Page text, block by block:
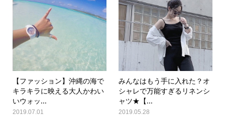
【ファッション】沖縄の海で
キラキラに映える大人かわい
いウォッ...
2019.07.01
みんなはもう手に入れた？オ
シャレで万能すぎるリネンシ
ャツ★【...
2019.05.28